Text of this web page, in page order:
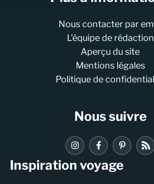
Nous contacter par
L'équipe de rédaction
Aperçu du site
Mentions légales
Politique de
Nous suivre
Inspiration voyage